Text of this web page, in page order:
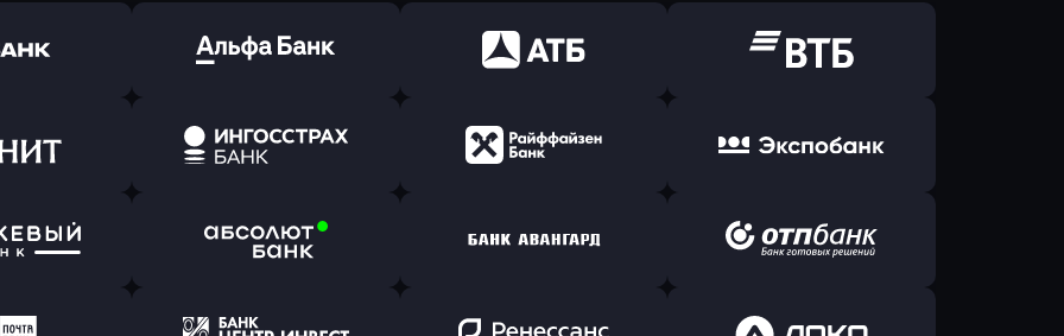
заявку
Оправить заявку
в Альфа-Банк
Оправить заявку
в АТБ Банк
в ВТБ
заявку
Банк
Оправить заявку
в Ингосстрах Банк
в Райффайзен Банк
Оправить заявку
в Экспобанк
заявку
Оправить заявку
Оправить заявку
Оправить заявку